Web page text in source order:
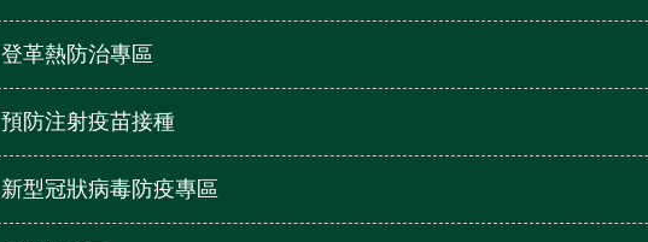
登革熱防治專區
預防注射疫苗接種
新型冠狀病毒防疫專區